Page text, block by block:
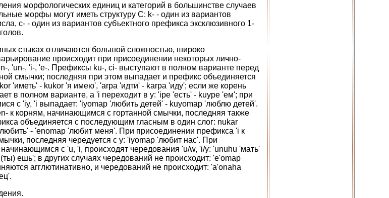
морфологических единиц и категорий в большинстве случаев
морфы могут иметь структуру С: k- - один из вариантов
с- - один из вариантов субъектного префикса эксклюзивного 1-
стыках отличаются большой сложностью, широко
происходит при присоединении некоторых лично-
, 'un-, 'i-, 'e-. Префиксы ku-, ci- выступают в полном варианте перед
смычки; последняя при этом выпадает и префикс объединяется
'иметь' - kukor 'я имею', 'arpa 'идти' - karpa 'иду'; если же корень
в полном варианте, а 'i переходит в y: 'ipe 'есть' - kuype 'ем'; при
с 'iy, 'i выпадает: 'iyomap 'любить детей' - kuyomap 'люблю детей'.
к корням, начинающимся с гортанной смычки, последняя также
объединяется с последующим гласным в один слог: nukar
- 'enomap 'любит меня'. При присоединении префикса 'i к
последняя чередуется с y: 'iyomap 'любит нас'. При
с 'u, 'i, происходят чередования 'u/w, 'i/y: 'unuhu 'мать'
ешь'; в других случаях чередований не происходит: 'e'omap
агглютинативно, и чередований не происходит: 'a'onaha